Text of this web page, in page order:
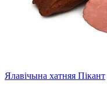
Ялавічына хатняя Пікант